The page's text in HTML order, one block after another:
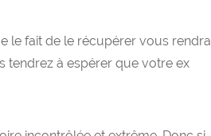
le fait de le récupérer vous rendra
tendrez à espérer que votre ex